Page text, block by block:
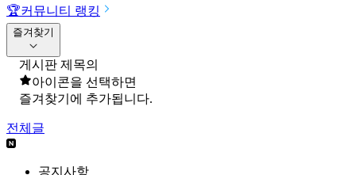
🏆커뮤니티 랭킹
즐겨찾기
게시판 제목의
아이콘을 선택하면
즐겨찾기에 추가됩니다.
전체글
공지사항